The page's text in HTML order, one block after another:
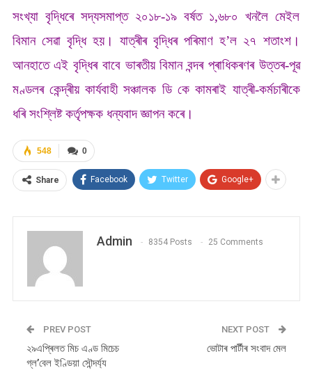
সংখ্যা বৃদ্ধিৰে সদ্যসমাপ্ত ২০১৮-১৯ বৰ্ষত ১,৬৮০ খনলৈ মেইল
বিমান সেৱা বৃদ্ধি হয়। যাত্ৰীৰ বৃদ্ধিৰ পৰিমাণ হ’ল ২৭ শতাংশ‌‌।
আনহাতে এই বৃদ্ধিৰ বাবে ভাৰতীয় বিমান বন্দৰ প্ৰাধিকৰণৰ উত্তৰ-পূৱ
মণ্ডলৰ কেন্দ্ৰীয় কাৰ্যবাহী সঞ্চালক ডি কে কামৰাই যাত্ৰী-কৰ্মচাৰীকে
ধৰি সংশ্লিষ্ট কৰ্তৃপক্ষক ধন্যবাদ জ্ঞাপন কৰে।
0
548
Share Facebook Twitter Google+
Admin 8354 Posts 25 Comments
PREV POST
২৯এপ্ৰিলত মিচ এণ্ড মিচেচ
গ্ল’বেল ইণ্ডিয়া সৌন্দৰ্য্য
NEXT POST
ভোটাৰ পাৰ্টীৰ সংবাদ মেল